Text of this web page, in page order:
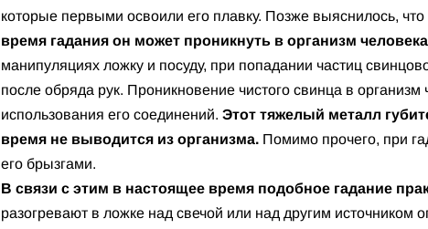
которые первыми освоили его плавку. Позже выяснилось,
время гадания он может проникнуть в организм
манипуляциях ложку и посуду, при попадании частиц
после обряда рук. Проникновение чистого свинца в
использования его соединений. Этот тяжелый металл
время не выводится из организма. Помимо прочего, при
его брызгами.
В связи с этим в настоящее время подобное гадание
разогревают в ложке над свечой или над другим источником